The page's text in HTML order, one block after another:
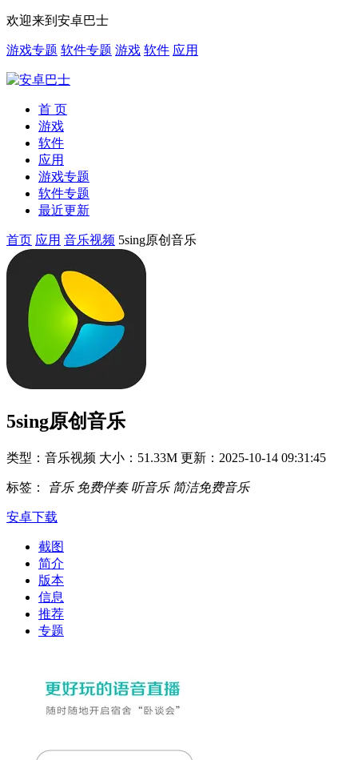
欢迎来到安卓巴士
游戏专题 软件专题 游戏 软件 应用
首 页
游戏
软件
应用
游戏专题
软件专题
最近更新
首页 应用 音乐视频 5sing原创音乐
5sing原创音乐
类型：音乐视频 大小：51.33M 更新：2025-10-14 09:31:45
标签： 音乐 免费伴奏 听音乐 简洁免费音乐
安卓下载
截图
简介
版本
信息
推荐
专题